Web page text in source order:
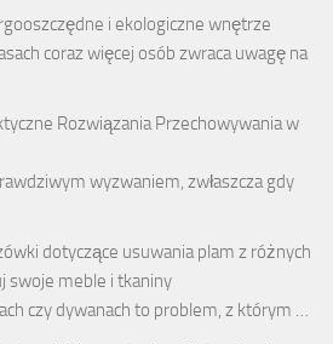
i ekologiczne wnętrze
coraz więcej osób zwraca uwagę na
Rozwiązania Przechowywania w
wyzwaniem, zwłaszcza gdy
dotyczące usuwania plam z różnych
swoje meble i tkaniny
czy dywanach to problem, z którym …